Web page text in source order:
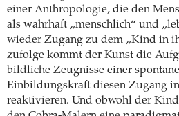
einer Anthropologie, die den
als wahrhaft „menschlich“ und
wieder Zugang zu dem „Kind in
zufolge kommt der Kunst die
bildliche Zeugnisse einer
Einbildungskraft diesen Zugang
reaktivieren. Und obwohl der